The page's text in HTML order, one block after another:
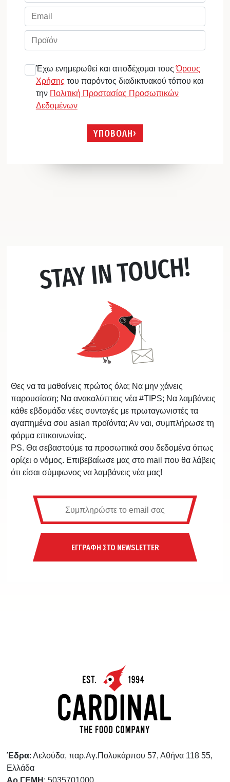
Έχω ενημερωθεί και αποδέχομαι τουςΌρους
Χρήσης του παρόντος διαδικτυακού τόπου και
την Πολιτική Προστασίας Προσωπικών
Δεδομένων
ΥΠΟΒΟΛΗ
STAY IN TOUCH!
Θες να τα μαθαίνεις πρώτος όλα; Να μην χάνεις
παρουσίαση; Να ανακαλύπτεις νέα #TIPS; Να λαμβάνεις
κάθε εβδομάδα νέες συνταγές με πρωταγωνιστές τα
αγαπημένα σου asian προϊόντα; Αν ναι, συμπλήρωσε τη
φόρμα επικοινωνίας.
PS. Θα σεβαστούμε τα προσωπικά σου δεδομένα όπως
ορίζει ο νόμος. Επιβεβαίωσε μας στο mail που θα λάβεις
ότι είσαι σύμφωνος να λαμβάνεις νέα μας!
ΕΓΓΡΑΦΗ ΣΤΟ NEWSLETTER
Έδρα: Λελούδα, παρ.Αγ.Πολυκάρπου 57, Αθήνα 118 55,
Ελλάδα
Αρ.ΓΕΜΗ : 5035701000